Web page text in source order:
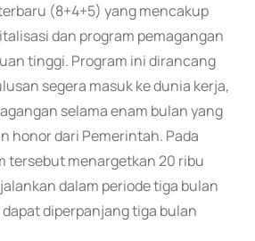
(8+4+5) yang mencakup
dan program pemagangan
tinggi. Program ini dirancang
segera masuk ke dunia kerja,
selama enam bulan yang
honor dari Pemerintah. Pada
tersebut menargetkan 20 ribu
dalam periode tiga bulan
diperpanjang tiga bulan